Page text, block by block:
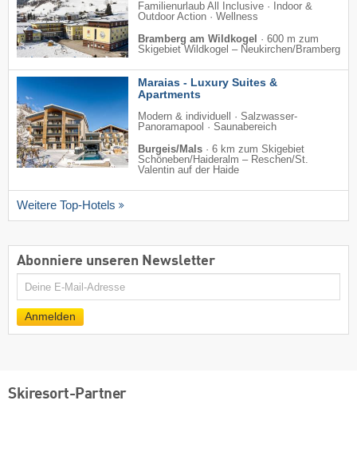
Familienurlaub All Inclusive · Indoor &
Outdoor Action · Wellness
Bramberg am Wildkogel
· 600 m zum
Skigebiet Wildkogel – Neukirchen/​Bramberg
Maraias - Luxury Suites &
Apartments
Modern & individuell · Salzwasser-
Panoramapool · Saunabereich
Burgeis/Mals · 6 km zum Skigebiet
Schöneben/​Haideralm – Reschen/​St.
Valentin auf der Haide
Weitere Top-Hotels
Abonniere unseren Newsletter
E-
Anmelden
Skiresort-Partner